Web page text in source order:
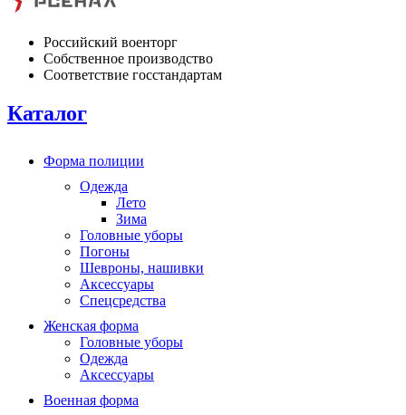
Российский военторг
Собственное производство
Соответствие госстандартам
Каталог
Форма полиции
Одежда
Лето
Зима
Головные уборы
Погоны
Шевроны, нашивки
Аксессуары
Спецсредства
Женская форма
Головные уборы
Одежда
Аксессуары
Военная форма